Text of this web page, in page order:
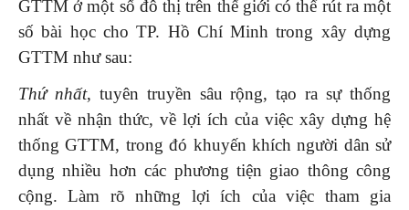
GTTM ở một số đô thị trên thế giới có thể rút ra một
số bài học cho TP. Hồ Chí Minh trong xây dựng
GTTM như sau:
Thứ nhất, tuyên truyền sâu rộng, tạo ra sự thống
nhất về nhận thức, về lợi ích của việc xây dựng hệ
thống GTTM, trong đó khuyến khích người dân sử
dụng nhiều hơn các phương tiện giao thông công
cộng. Làm rõ những lợi ích của việc tham gia